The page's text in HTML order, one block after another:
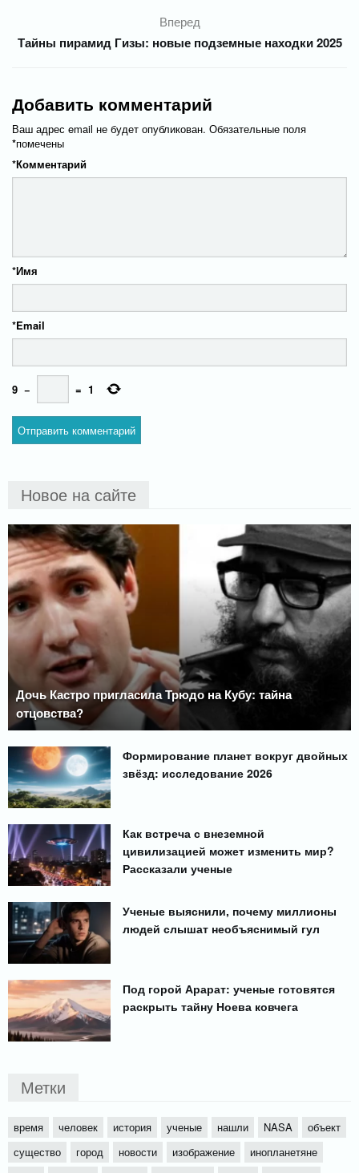
Вперед
Тайны пирамид Гизы: новые подземные находки 2025
Добавить комментарий
Ваш адрес email не будет опубликован. Обязательные поля
помечены
*
Комментарий
*
Имя
*
Email
*
9 − = 1
Новое на сайте
Дочь Кастро пригласила Трюдо на Кубу: тайна
отцовства?
Формирование планет вокруг двойных
звёзд: исследование 2026
Как встреча с внеземной
цивилизацией может изменить мир?
Рассказали ученые
Ученые выяснили, почему миллионы
людей слышат необъяснимый гул
Под горой Арарат: ученые готовятся
раскрыть тайну Ноева ковчега
Метки
время человек история ученые нашли NASA
объект
существо
город новости изображение
инопланетяне